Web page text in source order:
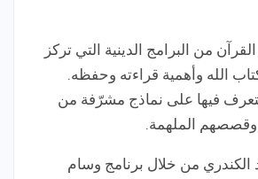
من البرامج الدينية التي تركز
الله وأهمية قراءته وحفظه.
فيها على نماذج مشرّفة من
الملهمة.
من خلال برنامج وسام